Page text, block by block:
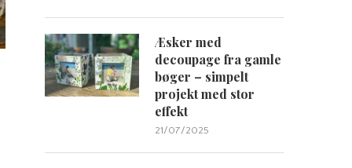
Æsker med
decoupage fra gamle
bøger – simpelt
projekt med stor
effekt
21/07/2025